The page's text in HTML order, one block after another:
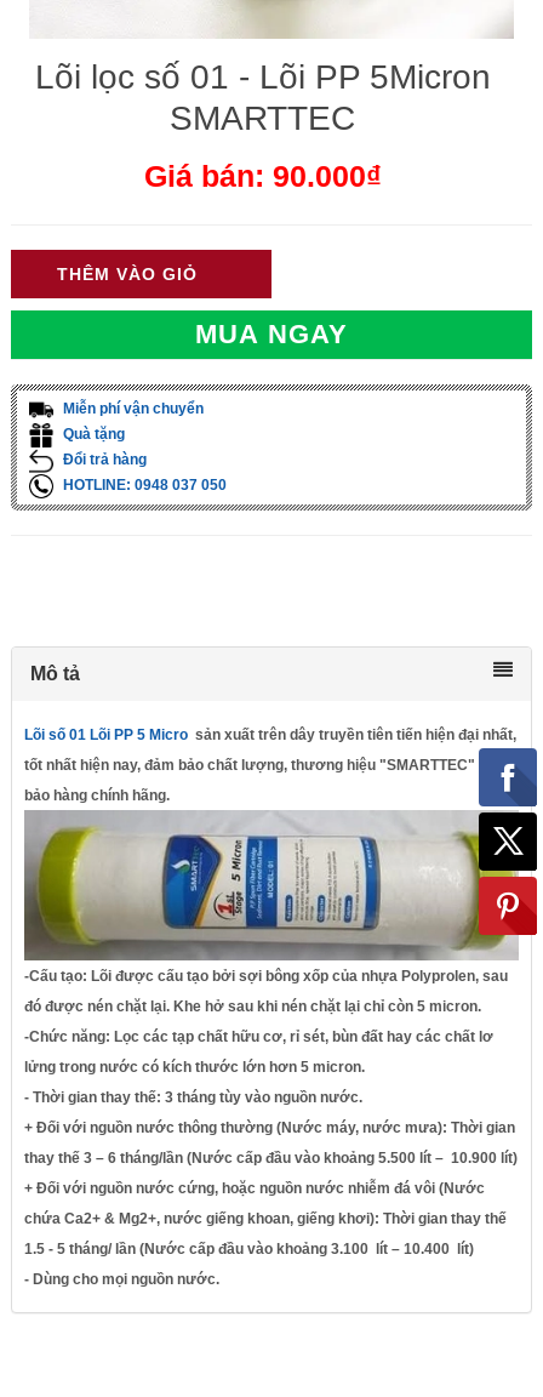
Lõi lọc số 01 - Lõi PP 5Micron
SMARTTEC
Giá bán: 90.000₫
THÊM VÀO GIỎ
MUA NGAY
Miễn phí vận chuyển
Quà tặng
Đổi trả hàng
HOTLINE: 0948 037 050
Mô tả
Lõi số 01 Lõi PP 5 Micro sản xuất trên dây truyền tiên tiến hiện đại nhất,
tốt nhất hiện nay, đảm bảo chất lượng, thương hiệu "SMARTTEC" - đảm
bảo hàng chính hãng.
-Cấu tạo: Lõi được cấu tạo bởi sợi bông xốp của nhựa Polyprolen, sau
đó được nén chặt lại. Khe hở sau khi nén chặt lại chỉ còn 5 micron.
-Chức năng: Lọc các tạp chất hữu cơ, rỉ sét, bùn đất hay các chất lơ
lửng trong nước có kích thước lớn hơn 5 micron.
- Thời gian thay thế: 3 tháng tùy vào nguồn nước.
+ Đối với nguồn nước thông thường (Nước máy, nước mưa): Thời gian
thay thế 3 – 6 tháng/lần (Nước cấp đầu vào khoảng 5.500 lít – 10.900 lít)
+ Đối với nguồn nước cứng, hoặc nguồn nước nhiễm đá vôi (Nước
chứa Ca­­­­­­2+ & Mg2+, nước giếng khoan, giếng khơi): Thời gian thay thế
1.5 - 5 tháng/ lần (Nước cấp đầu vào khoảng 3.100 lít – 10.400 lít)
- Dùng cho mọi nguồn nước.